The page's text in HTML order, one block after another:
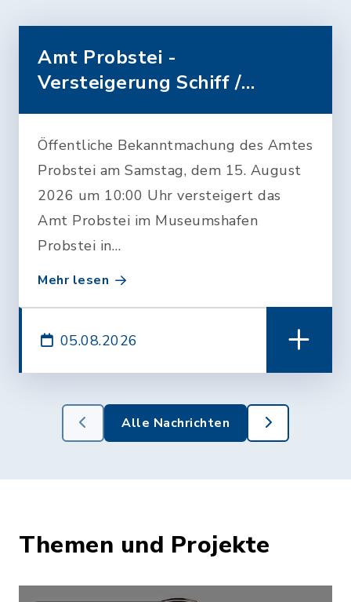
Amt Probstei -
Versteigerung Schiff /
Wasserfahrze…
Öffentliche Bekanntmachung des Amtes
Probstei am Samstag, dem 15. August
2026 um 10:00 Uhr versteigert das
Amt Probstei im Museumshafen
Probstei in…
Mehr lesen
05.08.2026
Alle Nachrichten
Themen und Projekte